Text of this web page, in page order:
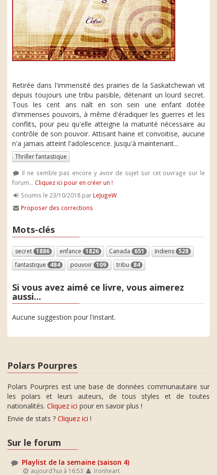
Retirée dans l'immensité des prairies de la Saskatchewan vit
depuis toujours une tribu paisible, détenant un lourd secret.
Tous les cent ans naît en son sein une enfant dotée
d'immenses pouvoirs, à même d'éradiquer les guerres et les
conflits, pour peu qu'elle atteigne la maturité nécessaire au
contrôle de son pouvoir. Attisant haine et convoitise, aucune
n'a jamais atteint l'adolescence. Jusqu'à maintenant...
Thriller fantastique
Il ne semble pas encore y avoir de sujet sur cet ouvrage sur le
forum... Cliquez ici pour en créer un !
Soumis le 23/10/2018 par LeJugeW
Proposer des corrections
Mots-clés
secret 1886 enfance 1826 Canada 651 Indiens 528
fantastique 484 pouvoir 109 tribu 84
Si vous avez aimé ce livre, vous aimerez
aussi...
Aucune suggestion pour l'instant.
Polars Pourpres
Polars Pourpres est une base de données communautaire sur
les polars et leurs auteurs, de tous styles et de toutes
nationalités. Cliquez ici pour en savoir plus !
Envie de stats ? Cliquez ici !
Sur le forum
Playlist de la semaine (saison 4)
aujourd'hui à 16:53 Ironheart